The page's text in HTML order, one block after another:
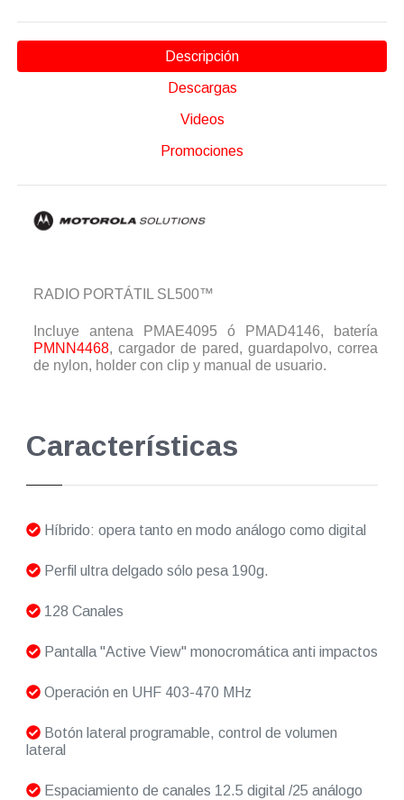
Descripción
Descargas
Videos
Promociones
RADIO PORTÁTIL SL500™
Incluye antena PMAE4095 ó PMAD4146, batería
PMNN4468, cargador de pared, guardapolvo, correa
de nylon, holder con clip y manual de usuario.
Características
Híbrido: opera tanto en modo análogo como digital
Perfil ultra delgado sólo pesa 190g.
128 Canales
Pantalla "Active View" monocromática anti impactos
Operación en UHF 403-470 MHz
Botón lateral programable, control de volumen
lateral
Espaciamiento de canales 12.5 digital /25 análogo